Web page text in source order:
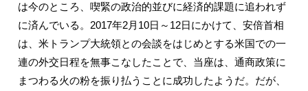
は今のところ、喫緊の政治的並びに経済的課題に追われず
に済んでいる。2017年2月10日～12日にかけて、安倍首相
は、米トランプ大統領との会談をはじめとする米国での一
連の外交日程を無事こなしたことで、当座は、通商政策に
まつわる火の粉を振り払うことに成功したようだ。だが、